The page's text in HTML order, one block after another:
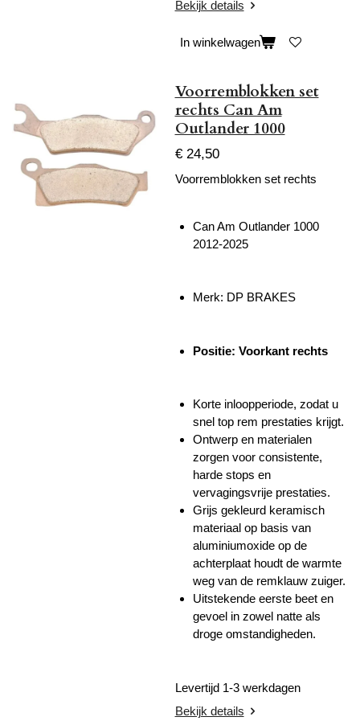
Bekijk details
In winkelwagen
Voorremblokken set
rechts Can Am
Outlander 1000
€ 24,50
Voorremblokken set rechts
Can Am Outlander 1000
2012-2025
Merk: DP BRAKES
Positie: Voorkant rechts
Korte inloopperiode, zodat u
snel top rem prestaties krijgt.
Ontwerp en materialen
zorgen voor consistente,
harde stops en
vervagingsvrije prestaties.
Grijs gekleurd keramisch
materiaal op basis van
aluminiumoxide op de
achterplaat houdt de warmte
weg van de remklauw zuiger.
Uitstekende eerste beet en
gevoel in zowel natte als
droge omstandigheden.
Levertijd 1-3 werkdagen
Bekijk details